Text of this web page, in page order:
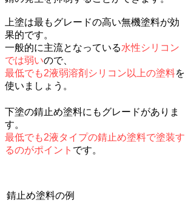
上塗は最もグレードの高い無機塗料が効
果的です。
一般的に主流となっている水性シリコン
では弱いので、
最低でも2液弱溶剤シリコン以上の塗料を
使いましょう。
下塗の​錆止め塗料にもグレードがありま
す。
最低でも2液タイプの錆止め塗料で塗装す
るのがポイント です。
​錆止め塗料の例